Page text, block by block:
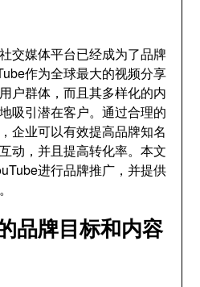
交媒体平台已经成为了品牌
作为全球最大的视频分享
户群体，而且其多样化的内
吸引潜在客户。通过合理的
企业可以有效提高品牌知名
动，并且提高转化率。本文
进行品牌推广，并提供
品牌目标和内容